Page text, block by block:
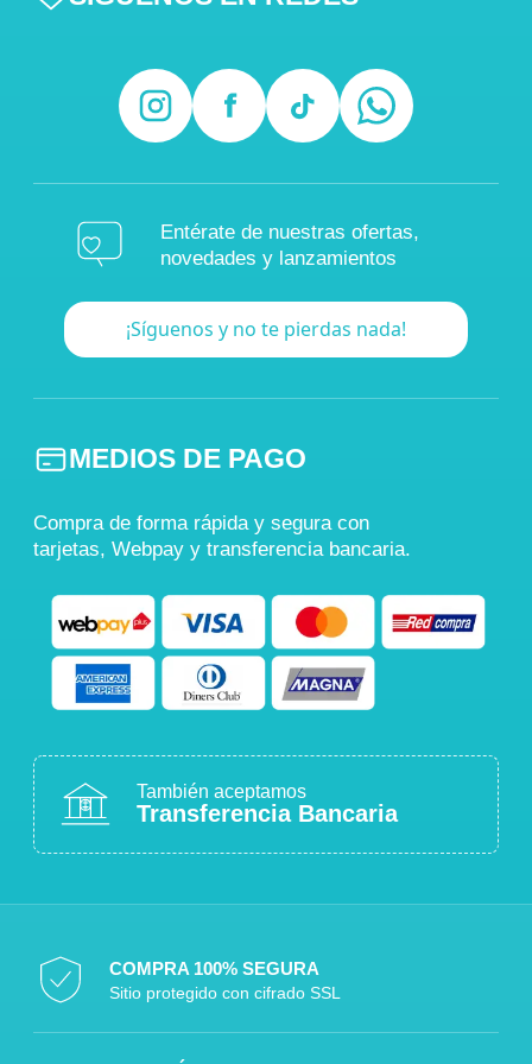
Entérate de nuestras ofertas,
novedades y lanzamientos
¡Síguenos y no te pierdas nada!
MEDIOS DE PAGO
Compra de forma rápida y segura con
tarjetas, Webpay y transferencia bancaria.
También aceptamos
Transferencia Bancaria
COMPRA 100% SEGURA
Sitio protegido con cifrado SSL